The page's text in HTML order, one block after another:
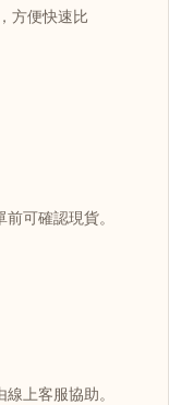
方便快速比
可確認現貨。
上客服協助。